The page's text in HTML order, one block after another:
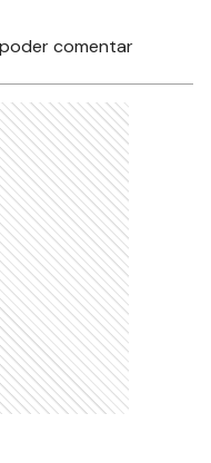
comentar